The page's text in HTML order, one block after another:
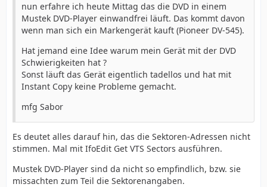
nun erfahre ich heute Mittag das die DVD in einem
Mustek DVD-Player einwandfrei läuft. Das kommt davon
wenn man sich ein Markengerät kauft (Pioneer DV-545).
Hat jemand eine Idee warum mein Gerät mit der DVD
Schwierigkeiten hat ?
Sonst läuft das Gerät eigentlich tadellos und hat mit
Instant Copy keine Probleme gemacht.
mfg Sabor
Es deutet alles darauf hin, das die Sektoren-Adressen nicht
stimmen. Mal mit IfoEdit Get VTS Sectors ausführen.
Mustek DVD-Player sind da nicht so empfindlich, bzw. sie
missachten zum Teil die Sektorenangaben.